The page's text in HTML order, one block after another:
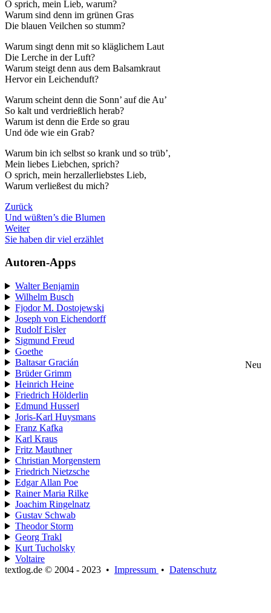
O sprich, mein Lieb, warum?
Warum sind denn im grünen Gras
Die blauen Veilchen so stumm?
Warum singt denn mit so kläglichem Laut
Die Lerche in der Luft?
Warum steigt denn aus dem Balsamkraut
Hervor ein Leichenduft?
Warum scheint denn die Sonn’ auf die Au’
So kalt und verdrießlich herab?
Warum ist denn die Erde so grau
Und öde wie ein Grab?
Warum bin ich selbst so krank und so trüb’,
Mein liebes Liebchen, sprich?
O sprich, mein herzallerliebstes Lieb,
Warum verließest du mich?
Zurück
Und wüßten’s die Blumen
Weiter
Sie haben dir viel erzählet
Autoren-Apps
Walter Benjamin
Wilhelm Busch
Fjodor M. Dostojewski
Joseph von Eichendorff
Rudolf Eisler
Sigmund Freud
Goethe
Baltasar Gracián
Neu
Brüder Grimm
Heinrich Heine
Friedrich Hölderlin
Edmund Husserl
Joris-Karl Huysmans
Franz Kafka
Karl Kraus
Fritz Mauthner
Christian Morgenstern
Friedrich Nietzsche
Edgar Allan Poe
Rainer Maria Rilke
Joachim Ringelnatz
Gustav Schwab
Theodor Storm
Georg Trakl
Kurt Tucholsky
Voltaire
textlog.de © 2004 - 2023 • Impressum • Datenschutz